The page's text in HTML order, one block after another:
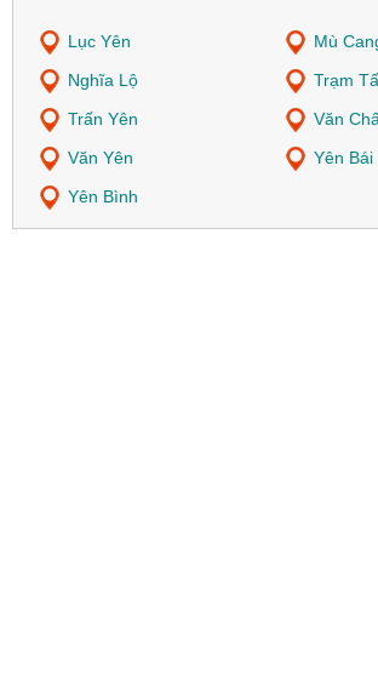
Lục Yên
Mù
Nghĩa Lộ
Trạm
Trấn Yên
Văn
Văn Yên
Yên Bái
Yên Bình